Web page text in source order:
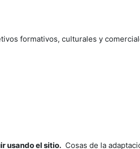
formativos, culturales y
usando el sitio. Cosas de la